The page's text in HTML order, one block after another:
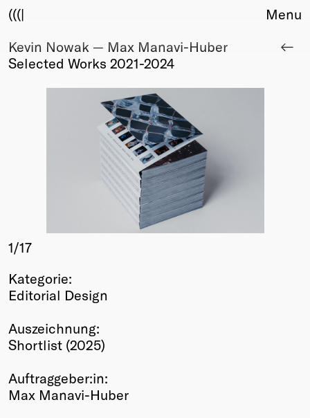
(((|
About
Club
Membership
Info
Young Creatives
Friends of Creativity
Winners
2026
Annual
Menu
Kevin Nowak — Max Manavi-Huber
Selected Works 2021-2024
1/17
Kategorie:
Editorial Design
Auszeichnung:
Shortlist (2025)
Auftraggeber:in:
Max Manavi-Huber